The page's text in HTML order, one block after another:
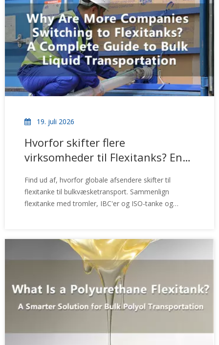
19. juli 2026
Hvorfor skifter flere
virksomheder til Flexitanks? En
massetransport af væsker
Find ud af, hvorfor globale afsendere skifter til
flexitanke til bulkvæsketransport. Sammenlign
flexitanke med tromler, IBC'er og ISO-tanke og
transport.